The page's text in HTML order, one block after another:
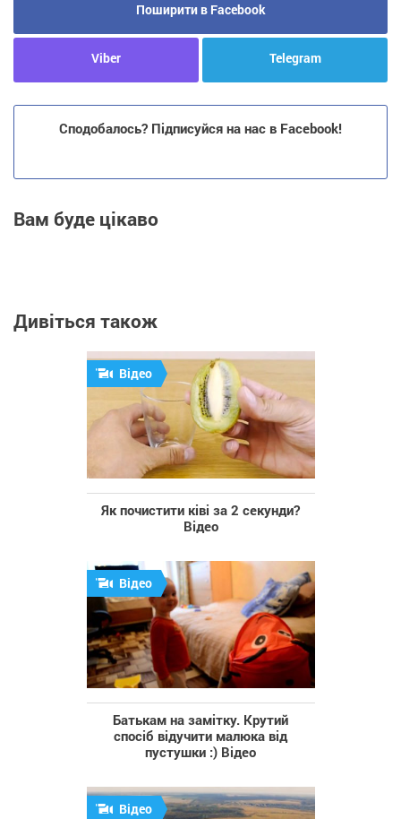
Поширити в Facebook
Viber Telegram
Сподобалось? Підписуйся на нас в Facebook!
Вам буде цікаво
Дивіться також
Відео
Як почистити ківі за 2 секунди?
Відео
Відео
Батькам на замітку. Крутий
спосіб відучити малюка від
пустушки :) Відео
Відео